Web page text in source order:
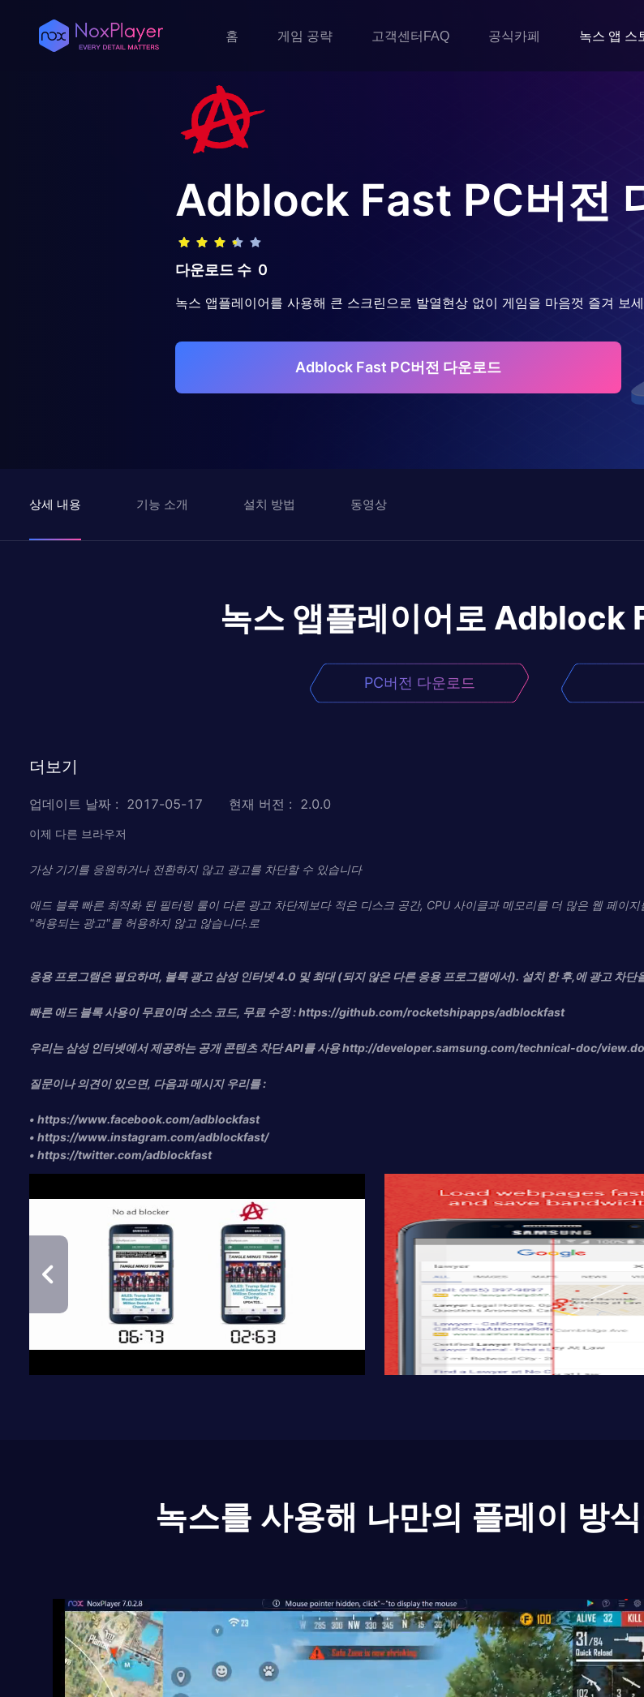
홈 게임 공략 고객센터FAQ 공식카페 녹스 앱 스
Adblock Fast PC버전
다운로드 수 0
녹스 앱플레이어를 사용해 큰 스크린으로 발열현상 없이 게임을 마음껏 즐겨 보
Adblock Fast PC버전 다운로드
상세 내용 기능 소개 설치 방법 동영상
녹스 앱플레이어로 Adblock
PC버전 다운로드
더보기
업데이트 날짜 : 2017-05-17 현재 버전 : 2.0.0
이제 다른 브라우저
가상 기기를 응원하거나 전환하지 않고 광고를 차단할 수 있습니다
애드 블록 빠른 최적화 된 필터링 룰이 다른 광고 차단제보다 적은 디스크 공간, CPU 사이클과 메모리를 더 많은 웹 페이
"허용되는 광고"를 허용하지 않고 않습니다.로
응용 프로그램은 필요하며, 블록 광고 삼성 인터넷 4.0 및 최대 (되지 않은 다른 응용 프로그램에서). 설치 한 후,에 광고 차단
빠른 애드 블록 사용이 무료이며 소스 코드, 무료 수정 : https://github.com/rocketshipapps/adblockfast
우리는 삼성 인터넷에서 제공하는 공개 콘텐츠 차단 API를 사용 http://developer.samsung.com/technical-doc/
질문이나 의견이 있으면, 다음과 메시지 우리를 :
• https://www.facebook.com/adblockfast
• https://www.instagram.com/adblockfast/
• https://twitter.com/adblockfast
녹스를 사용해 나만의 플레이 방